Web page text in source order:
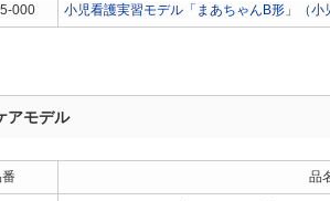
000 小児看護実習モデル「まあちゃんB形」（小
アモデル
品